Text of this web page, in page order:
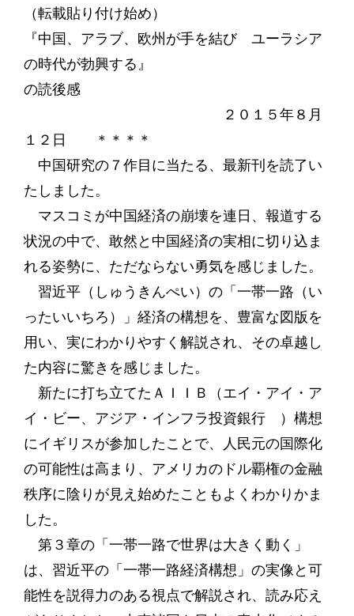
（転載貼り付け始め）
『中国、アラブ、欧州が手を結び ユーラシア
の時代が勃興する』
の読後感
２０１５年８月
１２日 ＊＊＊＊
中国研究の７作目に当たる、最新刊を読了い
たしました。
マスコミが中国経済の崩壊を連日、報道する
状況の中で、敢然と中国経済の実相に切り込ま
れる姿勢に、ただならない勇気を感じました。
習近平（しゅうきんぺい）の「一帯一路（い
ったいいちろ）」経済の構想を、豊富な図版を
用い、実にわかりやすく解説され、その卓越し
た内容に驚きを感じました。
新たに打ち立てたＡＩＩＢ（エイ・アイ・ア
イ・ビー、アジア・インフラ投資銀行 ）構想
にイギリスが参加したことで、人民元の国際化
の可能性は高まり、アメリカのドル覇権の金融
秩序に陰りが見え始めたこともよくわかりかま
した。
第３章の「一帯一路で世界は大きく動く」
は、習近平の「一帯一路経済構想」の実像と可
能性を説得力のある視点で解説され、読み応え